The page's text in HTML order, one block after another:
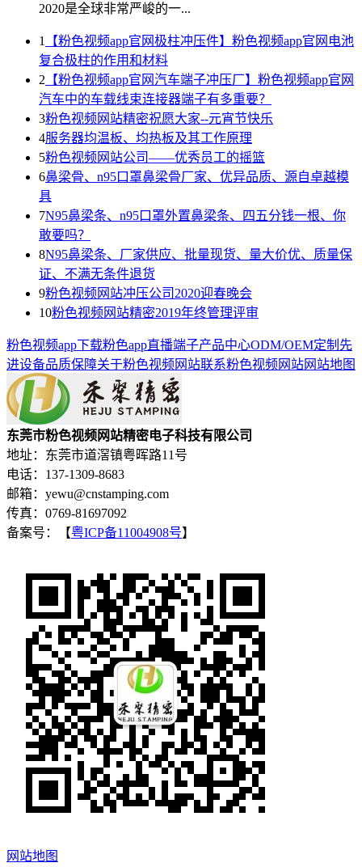
2020是全球非常严峻的一...
1
【粉色视频app官网极柱冲压件】粉色视频app官网电池
复合极柱的作用和材料
2 【粉色视频app官网汽车端子冲压厂】粉色视频app官网
汽车中的车载线束连接器端子有多重要？
3粉色视频网站精密祝愿大家--元宵节快乐
4服务器均温板、均热板及其工作原理
5粉色视频网站公司——优秀员工的摇篮
6鼻梁骨、n95口罩鼻梁骨厂家、优异品质、源自卓越模
具
7N95鼻梁条、n95口罩外置鼻梁条、四五分钱一根、你
敢要吗？
8N95鼻梁条、厂家供应、批量现货、量大价优、质量保
证、不满无条件退货
9粉色视频网站冲压公司2020迎春晚会
10粉色视频网站精密2019年终管理评审
粉色视频app下载粉色app直播端子产品中心ODM/OEM定制 先
进设备品质保障关于粉色视频网站联系粉色视频网站网站地图
东莞市粉色视频网站精密电子科技有限公司
地址：东莞市道滘镇粤晖路11号
电话：137-1309-8683
邮箱：yewu@cnstamping.com
传真：0769-81697092
备案号：【粤ICP备11004908号】
网站地图